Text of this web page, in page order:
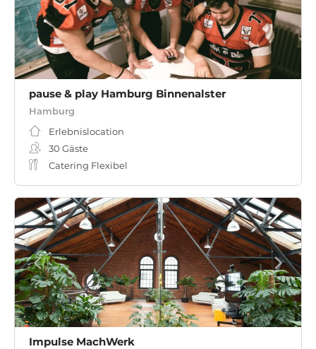
pause & play Hamburg Binnenalster
Hamburg
Erlebnislocation
30 Gäste
Catering Flexibel
Impulse MachWerk